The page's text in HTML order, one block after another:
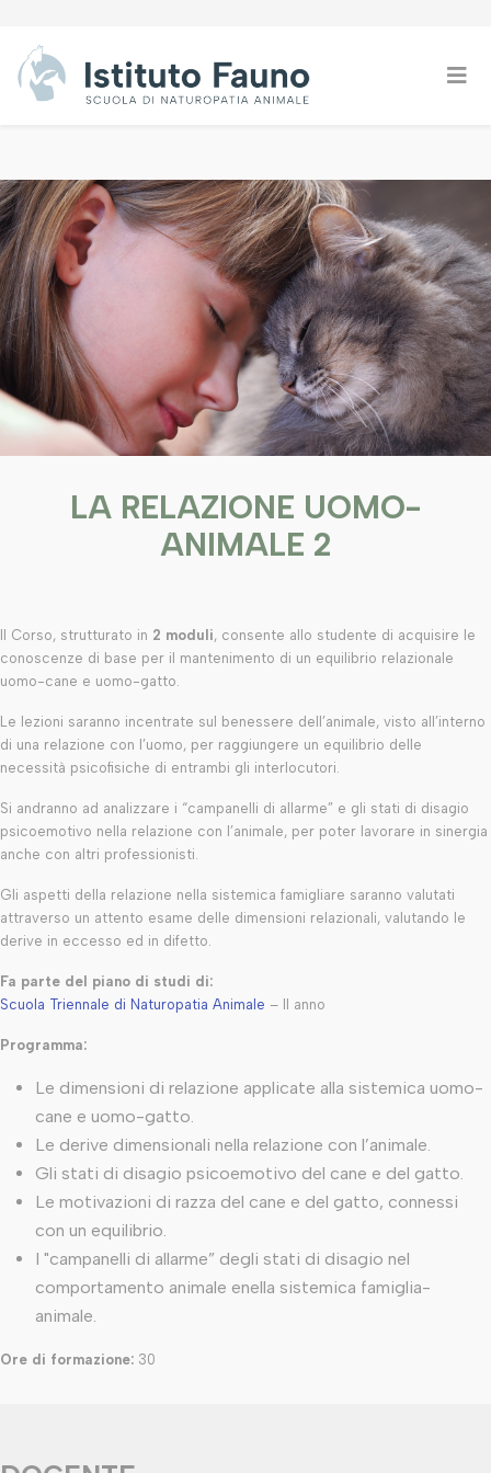
LA RELAZIONE UOMO-
ANIMALE 2
Il Corso, strutturato in 2 moduli, consente allo studente di acquisire le
conoscenze di base per il mantenimento di un equilibrio relazionale
uomo-cane e uomo-gatto.
Le lezioni saranno incentrate sul benessere dell’animale, visto all’interno
di una relazione con l’uomo, per raggiungere un equilibrio delle
necessità psicofisiche di entrambi gli interlocutori.
Si andranno ad analizzare i “campanelli di allarme” e gli stati di disagio
psicoemotivo nella relazione con l’animale, per poter lavorare in sinergia
anche con altri professionisti.
Gli aspetti della relazione nella sistemica famigliare saranno valutati
attraverso un attento esame delle dimensioni relazionali, valutando le
derive in eccesso ed in difetto.
Fa parte del piano di studi di:
Scuola Triennale di Naturopatia Animale – II anno
Programma:
Le dimensioni di relazione applicate alla sistemica uomo-
cane e uomo-gatto.
Le derive dimensionali nella relazione con l’animale.
Gli stati di disagio psicoemotivo del cane e del gatto.
Le motivazioni di razza del cane e del gatto, connessi
con un equilibrio.
I "campanelli di allarme” degli stati di disagio nel
comportamento animale enella sistemica famiglia-
animale.
Ore di formazione: 30